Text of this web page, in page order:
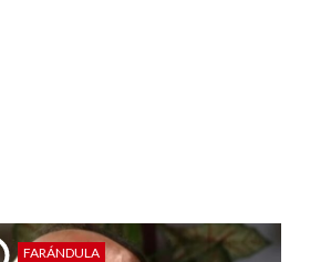
FARÁNDULA